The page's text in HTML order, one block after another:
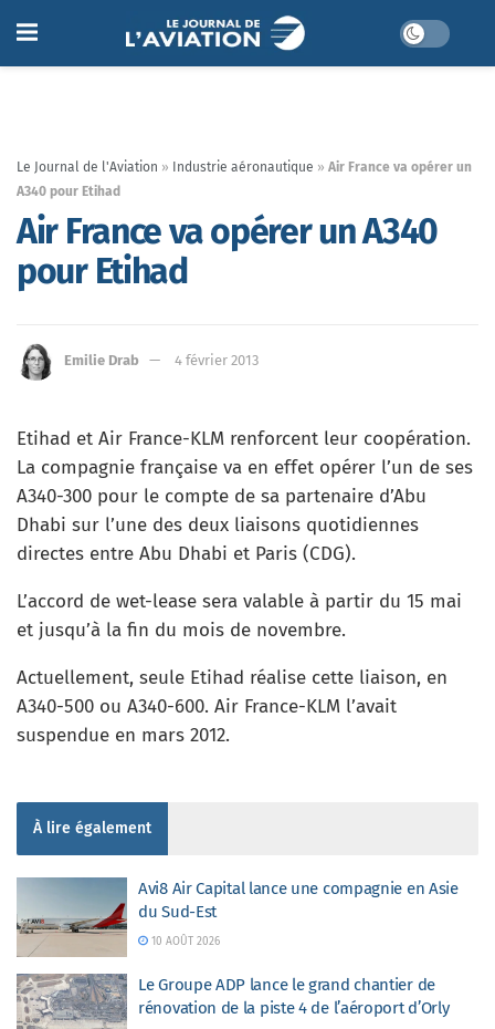
Le Journal de l'Aviation » Industrie aéronautique » Air France va opérer un
A340 pour Etihad
Air France va opérer un A340
pour Etihad
Emilie Drab 4 février 2013
Etihad et Air France-KLM renforcent leur coopération.
La compagnie française va en effet opérer l’un de ses
A340-300 pour le compte de sa partenaire d’Abu
Dhabi sur l’une des deux liaisons quotidiennes
directes entre Abu Dhabi et Paris (CDG).
L’accord de wet-lease sera valable à partir du 15 mai
et jusqu’à la fin du mois de novembre.
Actuellement, seule Etihad réalise cette liaison, en
A340-500 ou A340-600. Air France-KLM l’avait
suspendue en mars 2012.
À lire également
Avi8 Air Capital lance une compagnie en Asie
du Sud-Est
10 AOÛT 2026
Le Groupe ADP lance le grand chantier de
rénovation de la piste 4 de l’aéroport d’Orly